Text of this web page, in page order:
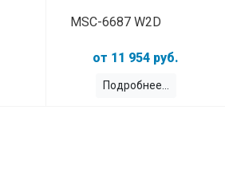
MSC-6687 W2D
11 954 руб.
Подробнее